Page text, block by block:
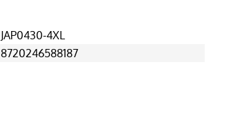
JAP0430-4XL
8720246588187